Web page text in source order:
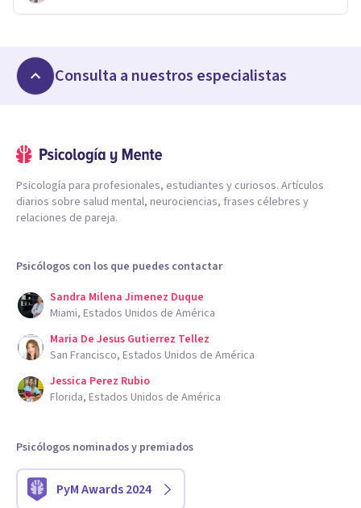
Consulta a nuestros especialistas
Psicología para profesionales, estudiantes y curiosos. Artículos
diarios sobre salud mental, neurociencias, frases célebres y
relaciones de pareja.
Psicólogos con los que puedes contactar
Sandra Milena Jimenez Duque
Miami, Estados Unidos de América
Maria De Jesus Gutierrez Tellez
San Francisco, Estados Unidos de América
Jessica Perez Rubio
Florida, Estados Unidos de América
Psicólogos nominados y premiados
PyM Awards 2024